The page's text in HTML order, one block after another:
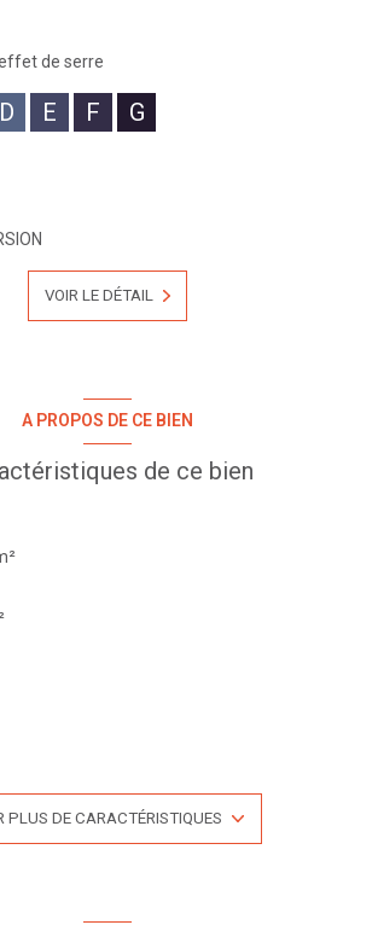
de serre
D E F G
VOIR LE DÉTAIL
A PROPOS DE CE BIEN
de ce bien
PLUS DE CARACTÉRISTIQUES